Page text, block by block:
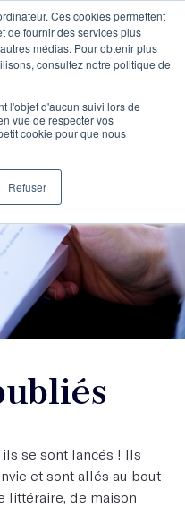
Ces cookies permettent
de fournir des services plus
médias. Pour obtenir plus
consultez notre politique de
l'objet d'aucun suivi lors de
vue de respecter vos
cookie pour que nous
Refuser
se sont lancés ! Ils
et sont allés au bout
littéraire, de maison